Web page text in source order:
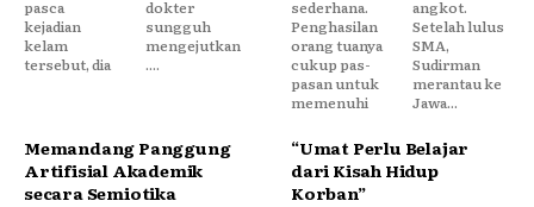
pasca
kejadian
kelam
tersebut, dia
dokter
sungguh
mengejutkan
....
sederhana.
Penghasilan
orang tuanya
cukup pas-
pasan untuk
memenuhi
angkot.
Setelah lulus
SMA,
Sudirman
merantau ke
Jawa...
Memandang Panggung
Artifisial Akademik
secara Semiotika
“Umat Perlu Belajar
dari Kisah Hidup
Korban”